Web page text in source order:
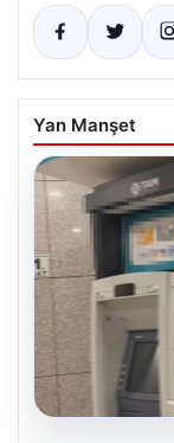
Yan Manşet